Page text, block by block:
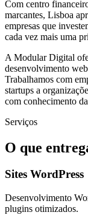
Com centro
marcantes, Lisboa
empresas que
cada vez mais uma
A Modular Digital
desenvolvimento
Trabalhamos com
startups a
com conhecimento
Serviços
O que
Sites WordPress
Desenvolvimento
plugins otimizados.